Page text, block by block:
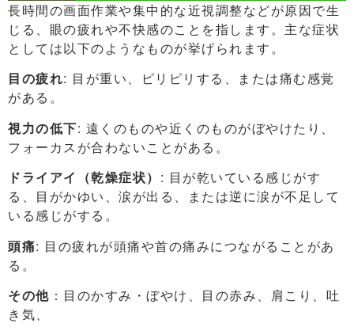
長時間の画面作業や集中的な近視調整などが原因で生
じる、眼の疲れや不快感のことを指します。主な症状
としては以下のようなものが挙げられます。
目の疲れ: 目が重い、ピリピリする、または痛む感覚
がある。
視力の低下: 遠くのものや近くのものがぼやけたり、
フォーカスが合わないことがある。
ドライアイ（乾燥症状） : 目が乾いている感じがす
る、目がかゆい、涙が出る、または逆に涙が不足して
いる感じがする。
頭痛: 目の疲れが頭痛や首の痛みにつながることがあ
る。
その他 ：目のかすみ・ぼやけ、目の赤み、肩こり、吐
き気、